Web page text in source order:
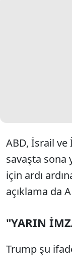
ABD, İsrail ve
savaşta sona
için ardı
açıklama da
"YARIN
Trump şu